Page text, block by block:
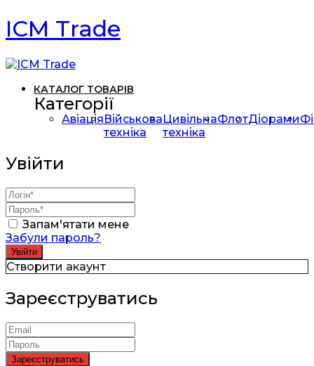
ICM Trade
КАТАЛОГ ТОВАРІВ
Категорії
АвіаціяВійськова
техніка
Цивільна
техніка
ФлотДіорами
Увійти
Запам'ятати мене
Забули пароль?
Створити акаунт
Зареєструватись